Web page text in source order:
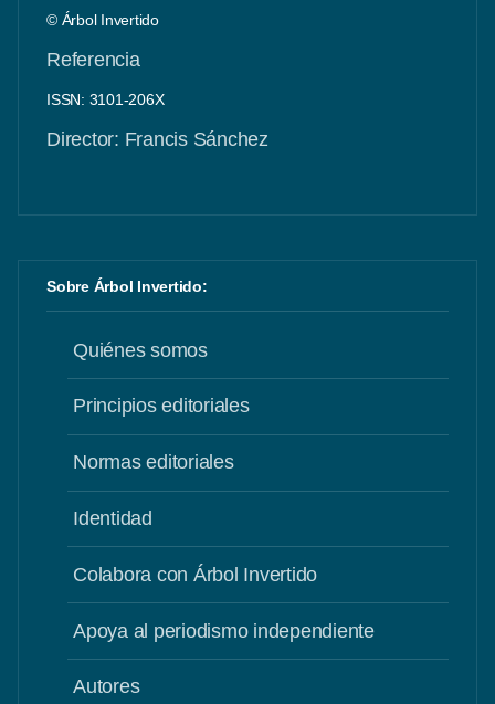
© Árbol Invertido
Referencia
ISSN: 3101-206X
Director: Francis Sánchez
Sobre Árbol Invertido:
Quiénes somos
Principios editoriales
Normas editoriales
Identidad
Colabora con Árbol Invertido
Apoya al periodismo independiente
Autores